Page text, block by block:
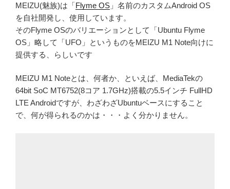
MEIZU(魅族)は「Flyme OS 」名前のカスタムAndroid OS
を自社開発し、使用しています。
そのFlyme OSのバリエーションとして「Ubuntu Flyme
OS」略して「UFO」というものをMEIZU M1 Note向けに
提供する、らしいです
MEIZU M1 Noteとは、何者か、といえば、MediaTekの
64bit SoC MT6752(8コア 1.7GHz)搭載の5.5インチ FullHD
LTE Androidですが、わざわざUbuntuベースにすること
で、何が得られるのかは・・・よく分かりません。